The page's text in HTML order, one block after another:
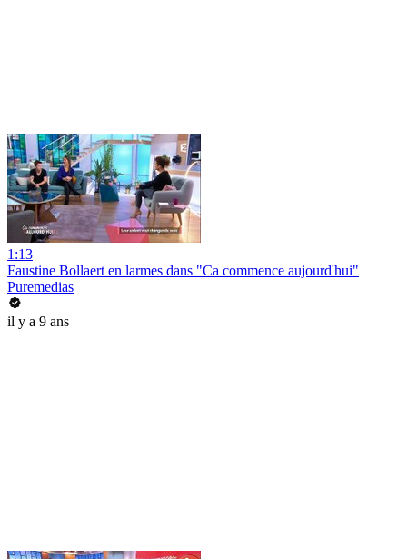
1:13
Faustine Bollaert en larmes dans "Ca commence aujourd'hui"
Puremedias
il y a 9 ans